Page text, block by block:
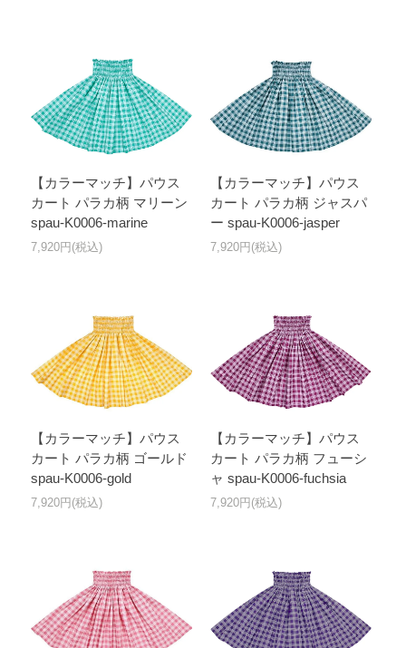
【カラーマッチ】パウス
カート パラカ柄 マリーン
spau-K0006-marine
7,920円(税込)
【カラーマッチ】パウス
カート パラカ柄 ジャスパ
ー spau-K0006-jasper
7,920円(税込)
【カラーマッチ】パウス
カート パラカ柄 ゴールド
spau-K0006-gold
7,920円(税込)
【カラーマッチ】パウス
カート パラカ柄 フューシ
ャ spau-K0006-fuchsia
7,920円(税込)